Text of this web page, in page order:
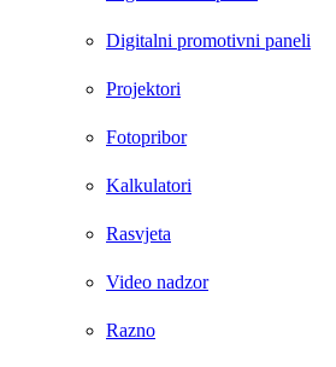
Digitalni promotivni paneli
Projektori
Fotopribor
Kalkulatori
Rasvjeta
Video nadzor
Razno